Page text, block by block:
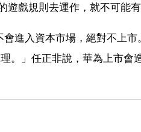
戲規則去運作，就不可能有
進入資本市場，絕對不上
。」任正非說，華為上市會